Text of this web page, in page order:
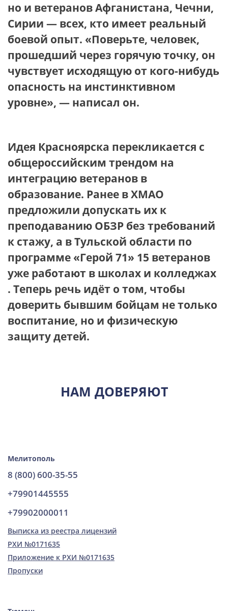
но и ветеранов Афганистана, Чечни,
Сирии — всех, кто имеет реальный
боевой опыт. «Поверьте, человек,
прошедший через горячую точку, он
чувствует исходящую от кого-нибудь
опасность на инстинктивном
уровне», — написал он.
Идея Красноярска перекликается с
общероссийским трендом на
интеграцию ветеранов в
образование. Ранее в ХМАО
предложили допускать их к
преподаванию ОБЗР без требований
к стажу, а в Тульской области по
программе «Герой 71» 15 ветеранов
уже работают в школах и колледжах
. Теперь речь идёт о том, чтобы
доверить бывшим бойцам не только
воспитание, но и физическую
защиту детей.
НАМ ДОВЕРЯЮТ
Мелитополь
8 (800) 600-35-55
+79901445555
+79902000011
Выписка из реестра лицензий
РХИ №0171635
Приложение к РХИ №0171635
Пропуски